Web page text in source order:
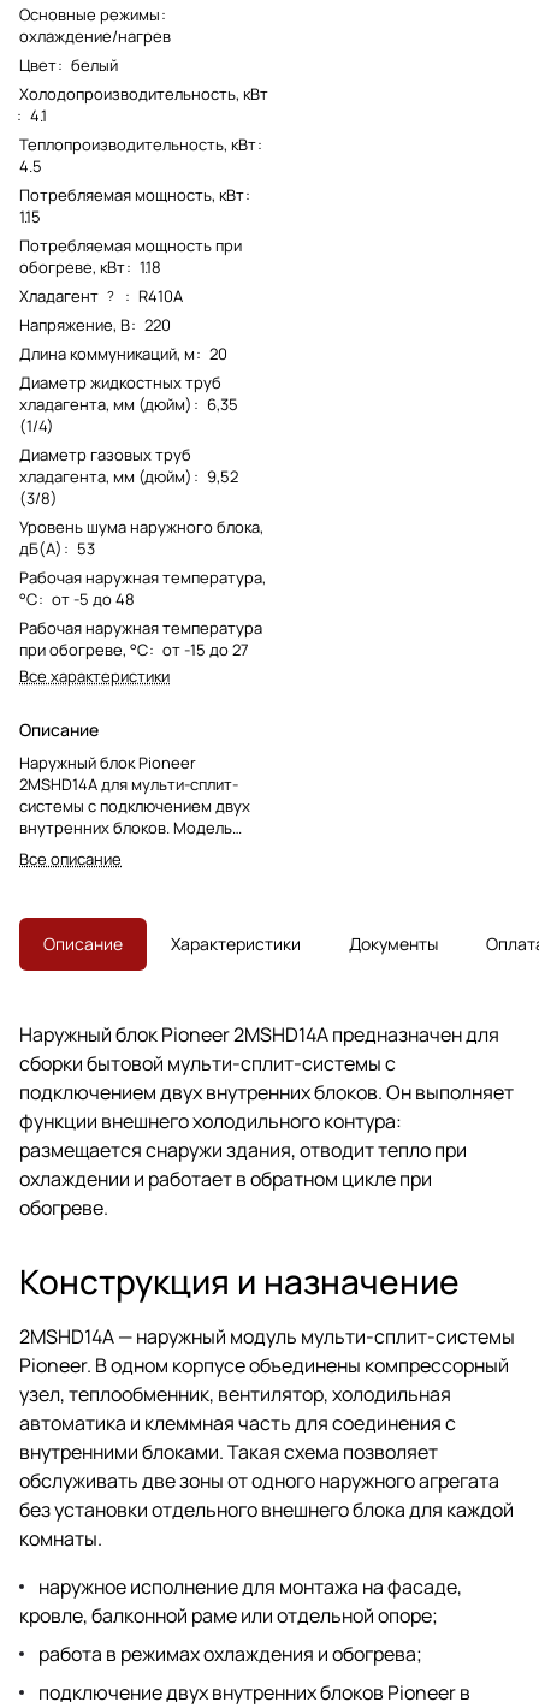
Основные режимы:
охлаждение/нагрев
Цвет: белый
Холодопроизводительность, кВт
: 4.1
Теплопроизводительность, кВт:
4.5
Потребляемая мощность, кВт:
1.15
Потребляемая мощность при
обогреве, кВт: 1.18
Хладагент ? : R410A
Напряжение, В: 220
Длина коммуникаций, м: 20
Диаметр жидкостных труб
хладагента, мм (дюйм) : 6,35
(1/4)
Диаметр газовых труб
хладагента, мм (дюйм) : 9,52
(3/8)
Уровень шума наружного блока,
дБ(А) : 53
Рабочая наружная температура,
°C: от -5 до 48
Рабочая наружная температура
при обогреве, °C: от -15 до 27
Все характеристики
Описание
Наружный блок Pioneer
2MSHD14A для мульти-сплит-
системы с подключением двух
внутренних блоков. Модель
снята с производства, преемник
— Pioneer 2MSHD14B.
Все описание
Описание Характеристики Документы
Наружный блок Pioneer 2MSHD14A предназначен для
сборки бытовой мульти-сплит-системы с
подключением двух внутренних блоков. Он выполняет
функции внешнего холодильного контура:
размещается снаружи здания, отводит тепло при
охлаждении и работает в обратном цикле при
обогреве.
Конструкция и назначение
2MSHD14A — наружный модуль мульти-сплит-системы
Pioneer. В одном корпусе объединены компрессорный
узел, теплообменник, вентилятор, холодильная
автоматика и клеммная часть для соединения с
внутренними блоками. Такая схема позволяет
обслуживать две зоны от одного наружного агрегата
без установки отдельного внешнего блока для каждой
комнаты.
наружное исполнение для монтажа на фасаде,
кровле, балконной раме или отдельной опоре;
работа в режимах охлаждения и обогрева;
подключение двух внутренних блоков Pioneer в